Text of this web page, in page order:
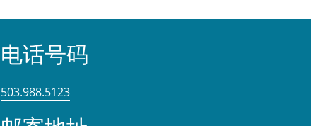
电话号码
503.988.5123